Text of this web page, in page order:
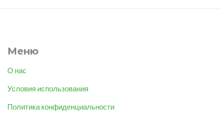
Меню
О нас
Условия использования
Политика конфиденциальности